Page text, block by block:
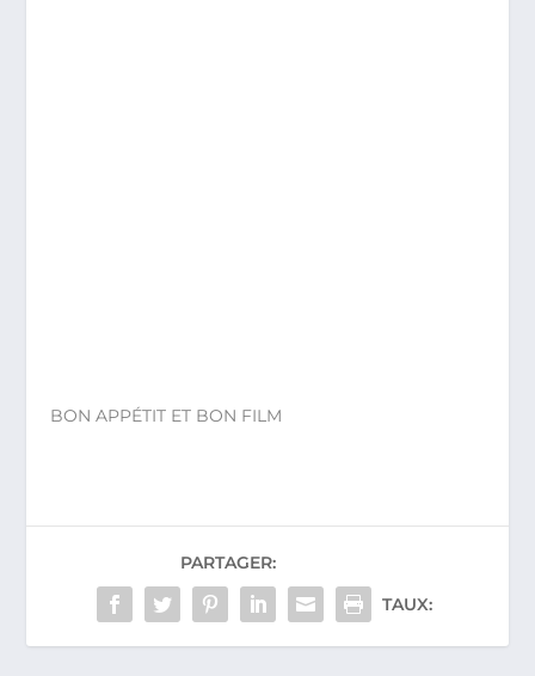
BON APPÉTIT ET BON FILM
PARTAGER:
TAUX: